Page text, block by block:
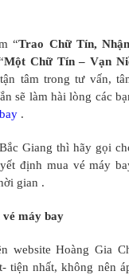
“Trao Chữ Tín,
Một Chữ Tín – Vạn
tâm trong tư vấn,
sẽ làm hài lòng các
.
Giang thì hãy gọi
định mua vé máy
gian .
vé máy bay
website Hoàng Gia
tiện nhất, không nên